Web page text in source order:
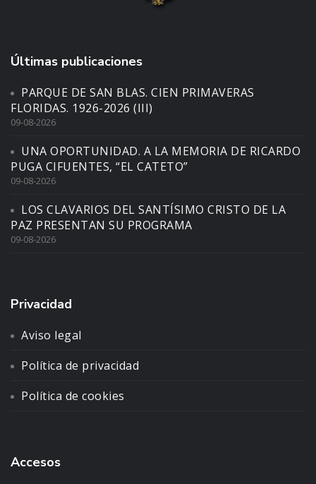
Últimas publicaciones
PARQUE DE SAN BLAS. CIEN PRIMAVERAS
FLORIDAS. 1926-2026 (III)
09-08-2026
UNA OPORTUNIDAD. A LA MEMORIA DE RICARDO
PUGA CIFUENTES, “EL CATETO”
09-08-2026
LOS CLAVARIOS DEL SANTÍSIMO CRISTO DE LA
PAZ PRESENTAN SU PROGRAMA
09-08-2026
Privacidad
Aviso legal
Política de privacidad
Política de cookies
Accesos